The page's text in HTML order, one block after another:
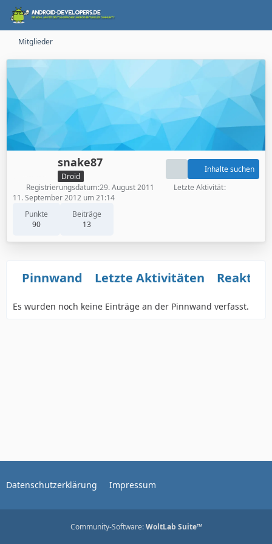
Mitglieder
snake87
Droid
Punkte
90
Beiträge
13
Inhalte suchen
Registrierungsdatum 29. August 2011
Letzte Aktivität
11. September 2012 um 21:14
Pinnwand Letzte Aktivitäten
Es wurden noch keine Einträge an der Pinnwand verfasst.
Datenschutzerklärung Impressum
Community-Software:WoltLab Suite™